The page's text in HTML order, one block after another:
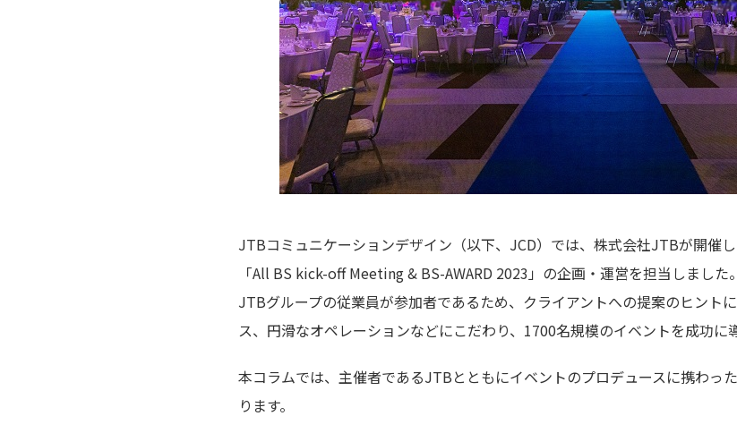
JTBコミュニケーションデザイン（以下、JCD）では、株式会社JTBが開催
「All BS kick-off Meeting & BS-AWARD 2023」の企画・運営を担当しまし
JTBグループの従業員が参加者であるため、クライアントへの提案のヒント
ス、円滑なオペレーションなどにこだわり、1700名規模のイベントを成功に
本コラムでは、主催者であるJTBとともにイベントのプロデュースに携わっ
ります。